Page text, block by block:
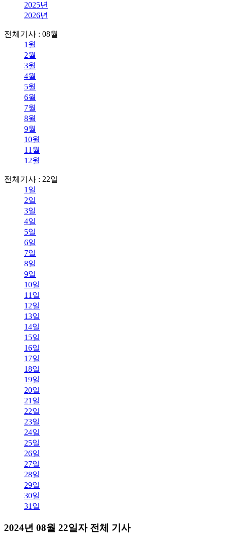
2025년
2026년
전체기사 : 08월
1월
2월
3월
4월
5월
6월
7월
8월
9월
10월
11월
12월
전체기사 : 22일
1일
2일
3일
4일
5일
6일
7일
8일
9일
10일
11일
12일
13일
14일
15일
16일
17일
18일
19일
20일
21일
22일
23일
24일
25일
26일
27일
28일
29일
30일
31일
2024년 08월 22일자 전체 기사